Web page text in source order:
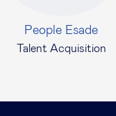
People Esade
Talent Acquisition